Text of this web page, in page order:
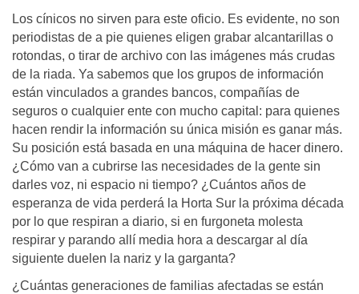
Los cínicos no sirven para este oficio. Es evidente, no son
periodistas de a pie quienes eligen grabar alcantarillas o
rotondas, o tirar de archivo con las imágenes más crudas
de la riada. Ya sabemos que los grupos de información
están vinculados a grandes bancos, compañías de
seguros o cualquier ente con mucho capital: para quienes
hacen rendir la información su única misión es ganar más.
Su posición está basada en una máquina de hacer dinero.
¿Cómo van a cubrirse las necesidades de la gente sin
darles voz, ni espacio ni tiempo? ¿Cuántos años de
esperanza de vida perderá la Horta Sur la próxima década
por lo que respiran a diario, si en furgoneta molesta
respirar y parando allí media hora a descargar al día
siguiente duelen la nariz y la garganta?
¿Cuántas generaciones de familias afectadas se están